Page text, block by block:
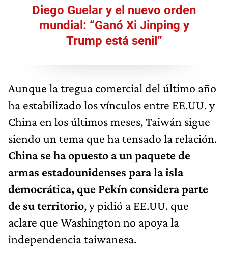
Diego Guelar y el nuevo orden
mundial: “Ganó Xi Jinping y
Trump está senil”
Aunque la tregua comercial del último año
ha estabilizado los vínculos entre EE.UU. y
China en los últimos meses, Taiwán sigue
siendo un tema que ha tensado la relación.
China se ha opuesto a un paquete de
armas estadounidenses para la isla
democrática, que Pekín considera parte
de su territorio, y pidió a EE.UU. que
aclare que Washington no apoya la
independencia taiwanesa.